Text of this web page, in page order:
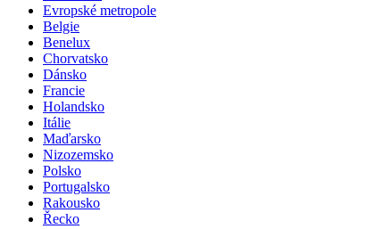
Evropské metropole
Belgie
Benelux
Chorvatsko
Dánsko
Francie
Holandsko
Itálie
Maďarsko
Nizozemsko
Polsko
Portugalsko
Rakousko
Řecko